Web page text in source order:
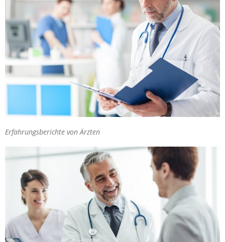
Erfahrungsberichte von Ärzten